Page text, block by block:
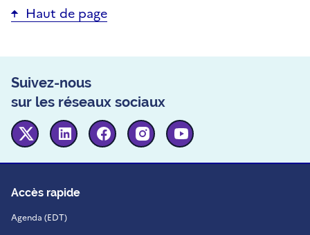
Haut de page
Suivez-nous
sur les réseaux sociaux
Twitter Linkedin FacebookInstagram
Accès rapide
Agenda (EDT)